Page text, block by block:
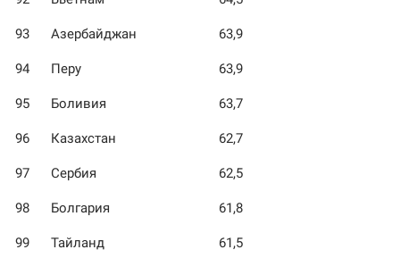
93 Азербайджан 63,9
94 Перу 63,9
95 Боливия 63,7
96 Казахстан 62,7
97 Сербия 62,5
98 Болгария 61,8
99 Тайланд 61,5